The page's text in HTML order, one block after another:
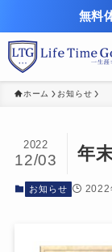
無料
ホーム お知らせ
年
2022
12/03
お知らせ 2022